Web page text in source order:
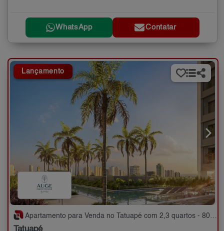
WhatsApp Contatar
Lançamento
Apartamento para Venda no Tatuapé com 2,3 quartos - 80 a 140 m²
Tatuapé